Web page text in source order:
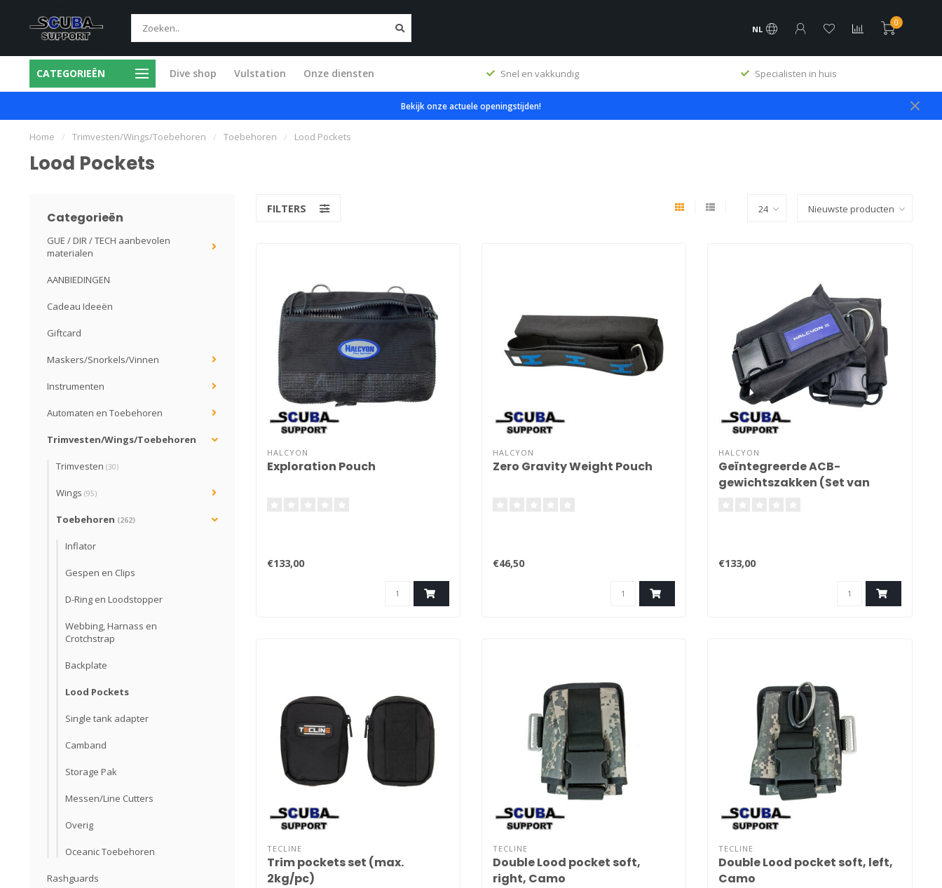
NL
0
CATEGORIEËN Dive shop Vulstation Onze diensten
Alle service in eigen werkplaats Snel en vakkundig Specialisten in huis Premium producten
Bekijk onze actuele openingstijden!
Home / Trimvesten/Wings/Toebehoren / Toebehoren / Lood Pockets
Lood Pockets
Categorieën
GUE / DIR / TECH aanbevolen
materialen
AANBIEDINGEN
Cadeau Ideeën
Giftcard
Maskers/Snorkels/Vinnen
Instrumenten
Automaten en Toebehoren
Trimvesten/Wings/Toebehoren
Trimvesten (30)
Wings (95)
Toebehoren (262)
Inflator
Gespen en Clips
D-Ring en Loodstopper
Webbing, Harnass en
Crotchstrap
Backplate
Lood Pockets
Single tank adapter
Camband
Storage Pak
Messen/Line Cutters
Overig
Oceanic Toebehoren
Rashguards
FILTERS
HALCYON
Exploration Pouch
€133,00
HALCYON
Zero Gravity Weight Pouch
€46,50
HALCYON
Geïntegreerde ACB-
gewichtszakken (Set van
€133,00
TECLINE
Trim pockets set (max.
2kg/pc)
TECLINE
Double Lood pocket soft,
right, Camo
TECLINE
Double Lood pocket soft, left,
Camo